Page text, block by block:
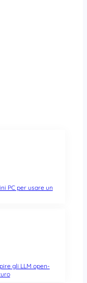
PC per usare un
gli LLM open-